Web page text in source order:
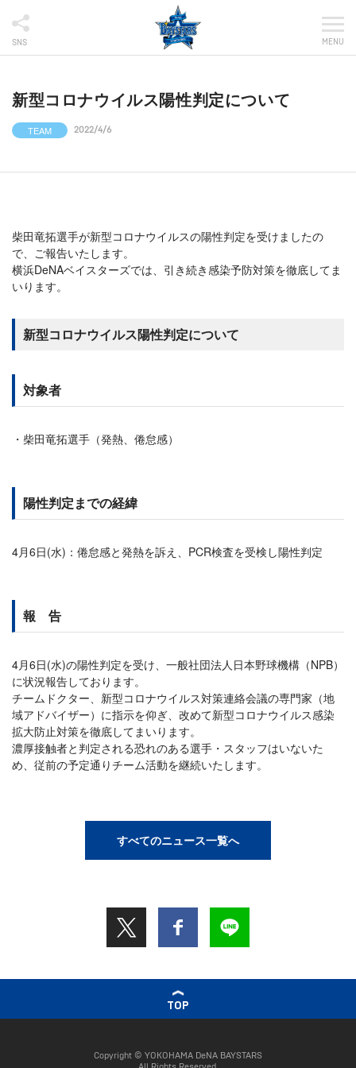
SNS MENU
新型コロナウイルス陽性判定について
TEAM 2022/4/6
柴田竜拓選手が新型コロナウイルスの陽性判定を受けましたの
で、ご報告いたします。
横浜DeNAベイスターズでは、引き続き感染予防対策を徹底してま
いります。
新型コロナウイルス陽性判定について
対象者
柴田竜拓選手（発熱、倦怠感）
陽性判定までの経緯
4月6日(水)：倦怠感と発熱を訴え、PCR検査を受検し陽性判定
報 告
4月6日(水)の陽性判定を受け、一般社団法人日本野球機構（NPB）
に状況報告しております。
チームドクター、新型コロナウイルス対策連絡会議の専門家（地
域アドバイザー）に指示を仰ぎ、改めて新型コロナウイルス感染
拡大防止対策を徹底してまいります。
濃厚接触者と判定される恐れのある選手・スタッフはいないた
め、従前の予定通りチーム活動を継続いたします。
すべてのニュース一覧へ
TOP
Copyright © YOKOHAMA DeNA BAYSTARS